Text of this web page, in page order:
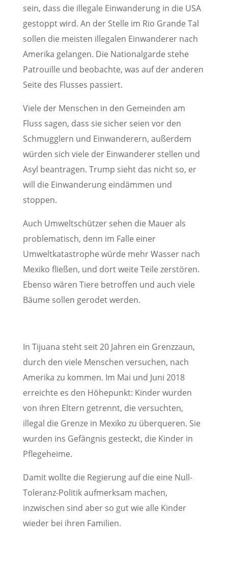
sein, dass die illegale Einwanderung in die USA
gestoppt wird. An der Stelle im Rio Grande Tal
sollen die meisten illegalen Einwanderer nach
Amerika gelangen. Die Nationalgarde stehe
Patrouille und beobachte, was auf der anderen
Seite des Flusses passiert.
Viele der Menschen in den Gemeinden am
Fluss sagen, dass sie sicher seien vor den
Schmugglern und Einwanderern, außerdem
würden sich viele der Einwanderer stellen und
Asyl beantragen. Trump sieht das nicht so, er
will die Einwanderung eindämmen und
stoppen.
Auch Umweltschützer sehen die Mauer als
problematisch, denn im Falle einer
Umweltkatastrophe würde mehr Wasser nach
Mexiko fließen, und dort weite Teile zerstören.
Ebenso wären Tiere betroffen und auch viele
Bäume sollen gerodet werden.
In Tijuana steht seit 20 Jahren ein Grenzzaun,
durch den viele Menschen versuchen, nach
Amerika zu kommen. Im Mai und Juni 2018
erreichte es den Höhepunkt: Kinder wurden
von ihren Eltern getrennt, die versuchten,
illegal die Grenze in Mexiko zu überqueren. Sie
wurden ins Gefängnis gesteckt, die Kinder in
Pflegeheime.
Damit wollte die Regierung auf die eine Null-
Toleranz-Politik aufmerksam machen,
inzwischen sind aber so gut wie alle Kinder
wieder bei ihren Familien.